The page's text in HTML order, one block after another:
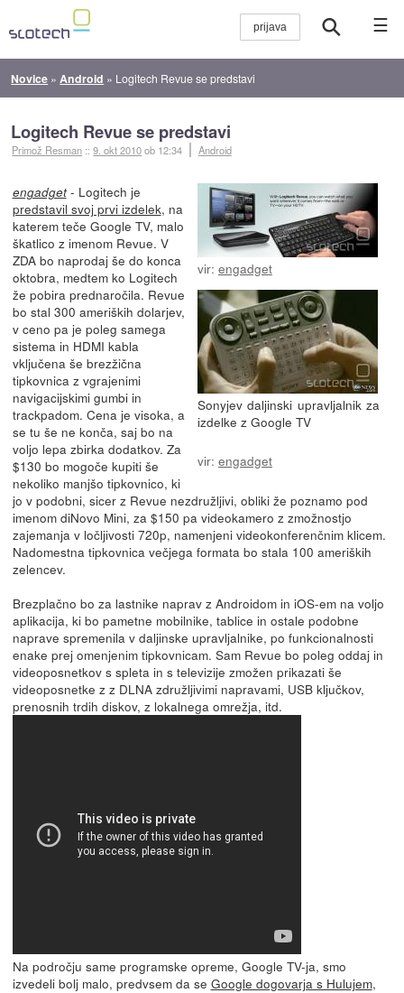
☰
Novice » Android » Logitech Revue se predstavi
Logitech Revue se predstavi
Primož Resman ::9. okt 2010ob 12:34 Android
vir: engadget
Sonyjev daljinski upravljalnik za
izdelke z Google TV
vir: engadget
engadget- Logitech je
predstavil svoj prvi izdelek, na
katerem teče Google TV, malo
škatlico z imenom Revue. V
ZDA bo naprodaj še do konca
oktobra, medtem ko Logitech
že pobira prednaročila. Revue
bo stal 300 ameriških dolarjev,
v ceno pa je poleg samega
sistema in HDMI kabla
vključena še brezžična
tipkovnica z vgrajenimi
navigacijskimi gumbi in
trackpadom. Cena je visoka, a
se tu še ne konča, saj bo na
voljo lepa zbirka dodatkov. Za
$130 bo mogoče kupiti še
nekoliko manjšo tipkovnico, ki
jo v podobni, sicer z Revue nezdružljivi, obliki že poznamo pod
imenom diNovo Mini, za $150 pa videokamero z zmožnostjo
zajemanja v ločljivosti 720p, namenjeni videokonferenčnim klicem.
Nadomestna tipkovnica večjega formata bo stala 100 ameriških
zelencev.
Brezplačno bo za lastnike naprav z Androidom in iOS-em na voljo
aplikacija, ki bo pametne mobilnike, tablice in ostale podobne
naprave spremenila v daljinske upravljalnike, po funkcionalnosti
enake prej omenjenim tipkovnicam. Sam Revue bo poleg oddaj in
videoposnetkov s spleta in s televizije zmožen prikazati še
videoposnetke z z DLNA združljivimi napravami, USB ključkov,
prenosnih trdih diskov, z lokalnega omrežja, itd.
Na področju same programske opreme, Google TV-ja, smo
izvedeli bolj malo, predvsem da se Google dogovarja s Hulujem,